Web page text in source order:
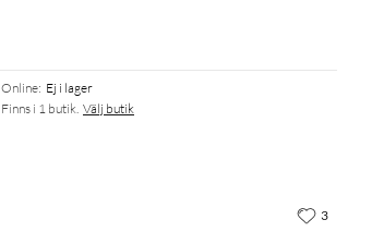
Online: Ej i lager
Finns i 1 butik. Välj butik
3